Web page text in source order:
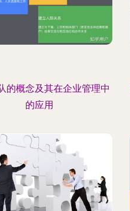
的概念及其在企业管理中
的应用